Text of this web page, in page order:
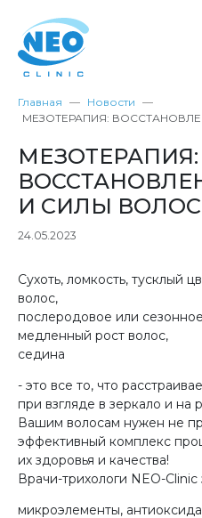
Главная
Новости
МЕЗОТЕРАПИЯ:
МЕЗОТЕРАПИЯ:
И СИЛЫ ВОЛОС
24.05.2023
Сухоть, ломкость, тусклый
волос,
послеродовое или
медленный рост волос,
седина
- это все то, что
при взгляде в зеркало и на
Вашим волосам нужен не
эффективный комплекс
их здоровья и качества!
Врачи-трихологи NEO-
микроэлементы,